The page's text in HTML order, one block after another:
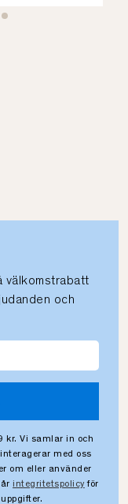
välkomstrabatt
och
kr. Vi samlar in och
med oss
om eller använder
integritetspolicy för